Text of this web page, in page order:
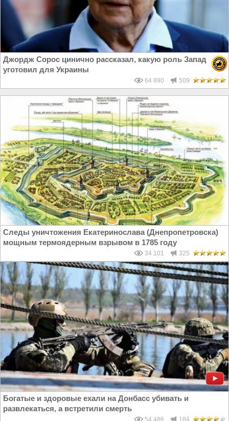
Джордж Сорос цинично рассказал, какую роль Запад
уготовил для Украины
64 890 509
Следы уничтожения Екатеринослава (Днепропетровска)
мощным термоядерным взрывом в 1785 году
34 101 325
Богатые и здоровые ехали на Донбасс убивать и
развлекаться, а встретили смерть